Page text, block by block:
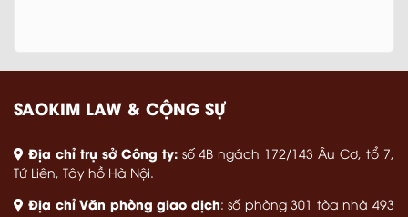
SAOKIM LAW & CỘNG SỰ
Địa chỉ trụ sở Công ty:số 4B ngách 172/143 Âu Cơ, tổ 7,
Tứ Liên, Tây hồ Hà Nội.
Địa chỉ Văn phòng giao dịch: số phòng 301 tòa nhà 493